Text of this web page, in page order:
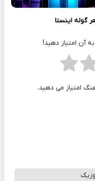
گوله اینستا
آن امتیاز دهید!
امتیاز می دهید.